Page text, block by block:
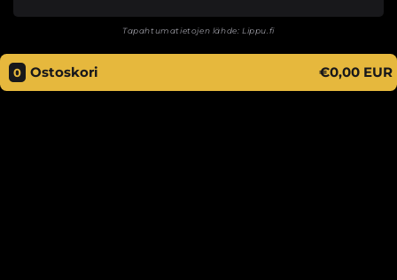
Tapahtumatietojen lähde:Lippu.fi
0 Ostoskori €0,00 EUR